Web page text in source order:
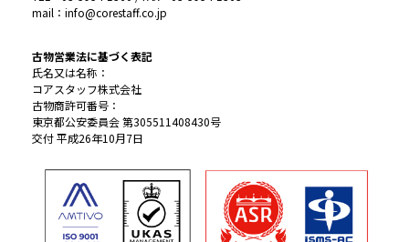
mail：info@corestaff.co.jp
古物営業法に基づく表記
氏名又は名称：
コアスタッフ株式会社
古物商許可番号：
東京都公安委員会 第305511408430号
交付 平成26年10月7日